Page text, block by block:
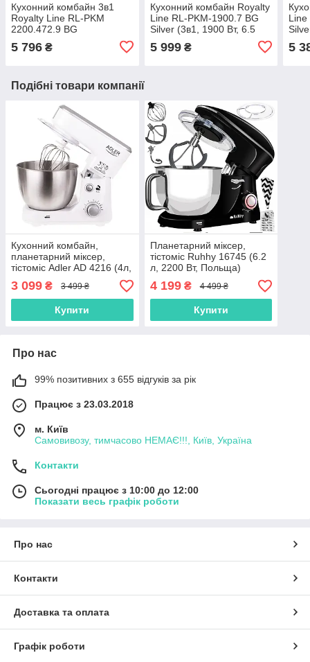
Кухонний комбайн 3в1
Royalty Line RL-PKM
2200.472.9 BG
Red(блендер, м'ясорубка,
тістоміс)
5 796 ₴
Кухонний комбайн Royalty
Line RL-PKM-1900.7 BG
Silver (3в1, 1900 Вт, 6.5
5 999₴
Line
5
Подібні товари компанії
Кухонний комбайн,
планетарний міксер,
тістоміс Adler AD 4216 (4л,
1000Вт, Польща)
3 099 ₴ 3 499 ₴
Купити
Планетарний міксер,
тістоміс Ruhhy 16745 (6.2
л, 2200 Вт, Польща)
4 199₴ 4 499 ₴
Купити
Про нас
99% позитивних з 655 відгуків за рік
Працює з 23.03.2018
м. Київ
Самовивозу, тимчасово НЕМАЄ!!!, Київ, Україна
Контакти
Сьогодні працює з 10:00 до 12:00
Показати весь графік роботи
Про нас
Контакти
Доставка та оплата
Графік роботи